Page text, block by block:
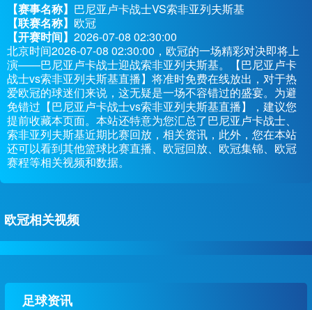
【赛事名称】 巴尼亚卢卡战士VS索非亚列夫斯基
【联赛名称】 欧冠
【开赛时间】 2026-07-08 02:30:00
北京时间2026-07-08 02:30:00，欧冠的一场精彩对决即将上
演——巴尼亚卢卡战士迎战索非亚列夫斯基。【巴尼亚卢卡
战士vs索非亚列夫斯基直播】将准时免费在线放出，对于热
爱欧冠的球迷们来说，这无疑是一场不容错过的盛宴。为避
免错过【巴尼亚卢卡战士vs索非亚列夫斯基直播】，建议您
提前收藏本页面。本站还特意为您汇总了巴尼亚卢卡战士、
索非亚列夫斯基近期比赛回放，相关资讯，此外，您在本站
还可以看到其他篮球比赛直播、欧冠回放、欧冠集锦、欧冠
赛程等相关视频和数据。
欧冠相关视频
足球资讯